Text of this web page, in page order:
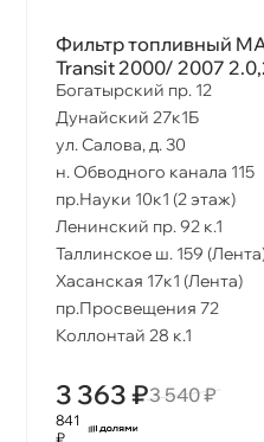
Фильтр топливный
Transit 2000/ 2007
Богатырский пр. 12
Дунайский 27к1Б
ул. Салова, д. 30
н. Обводного канала 115
пр.Науки 10к1 (2 этаж)
Ленинский пр. 92 к.1
Таллинское ш. 159
Хасанская 17к1 (Лента)
пр.Просвещения 72
Коллонтай 28 к.1
3 363 ₽3 540 ₽
841
₽